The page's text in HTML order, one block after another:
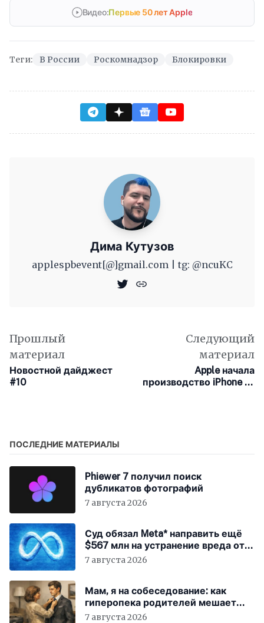
Видео:Первые 50 лет Apple
Теги: В России Роскомнадзор Блокировки
Дима Кутузов
applespbevent[@]gmail.com | tg: @ncuKC
Прошлый
материал
Новостной дайджест
#10
Следующий
материал
Apple начала
производство iPhone 13
ПОСЛЕДНИЕ МАТЕРИАЛЫ
Phiewer 7 получил поиск
дубликатов фотографий
7 августа 2026
Суд обязал Meta* направить ещё
$567 млн на устранение вреда от
соцсетей
7 августа 2026
Мам, я на собеседование: как
гиперопека родителей мешает
«зумерам» устроиться в компанию
7 августа 2026